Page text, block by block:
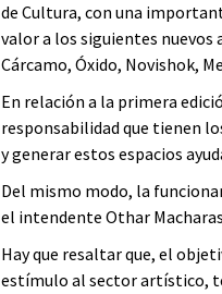
de Cultura, con una
valor a los siguientes
Cárcamo, Óxido, Novishok,
En relación a la primera
responsabilidad que tienen
y generar estos espacios
Del mismo modo, la
el intendente Othar
Hay que resaltar que, el
estímulo al sector artístico,